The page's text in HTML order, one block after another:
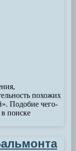
похожих
Подобие чего-
поиске